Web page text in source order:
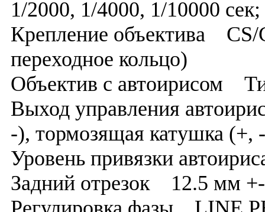
1/2000, 1/4000, 1/10000
Крепление объектива CS/
переходное кольцо)
Объектив с автоирисом
Выход управления
-), тормозящая катушка (+,
Уровень привязки
Задний отрезок 12.5 мм